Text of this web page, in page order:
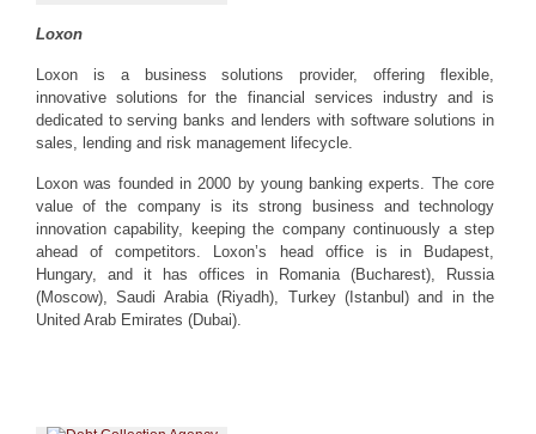
Loxon
Loxon is a business solutions provider, offering flexible,
innovative solutions for the financial services industry and is
dedicated to serving banks and lenders with software solutions in
sales, lending and risk management lifecycle.
Loxon was founded in 2000 by young banking experts. The core
value of the company is its strong business and technology
innovation capability, keeping the company continuously a step
ahead of competitors. Loxon’s head office is in Budapest,
Hungary, and it has offices in Romania (Bucharest), Russia
(Moscow), Saudi Arabia (Riyadh), Turkey (Istanbul) and in the
United Arab Emirates (Dubai).